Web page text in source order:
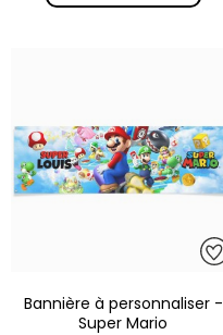
Bannière à personnaliser -
Super Mario